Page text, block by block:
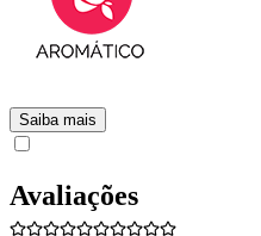
Saiba mais
Avaliações